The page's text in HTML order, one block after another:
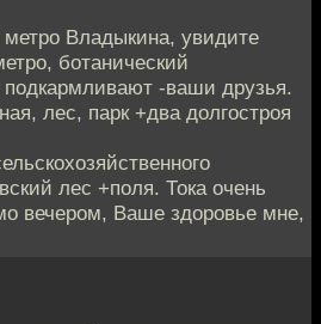
Владыкина, увидите
ботанический
подкармливают -ваши друзья.
лес, парк +два долгостроя
лес +поля. Тока очень
вечером, Ваше здоровье мне,